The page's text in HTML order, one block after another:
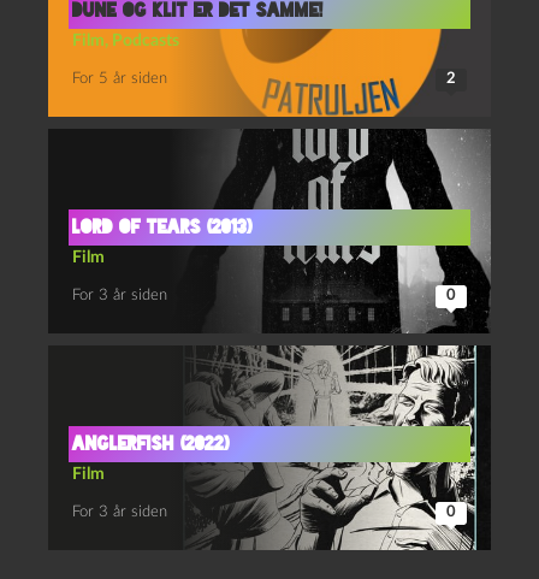
Dune og Klit er det samme!
Film, Podcasts
For 5 år siden 2
Lord of tears (2013)
Film
For 3 år siden 0
Anglerfish (2022)
Film
For 3 år siden 0